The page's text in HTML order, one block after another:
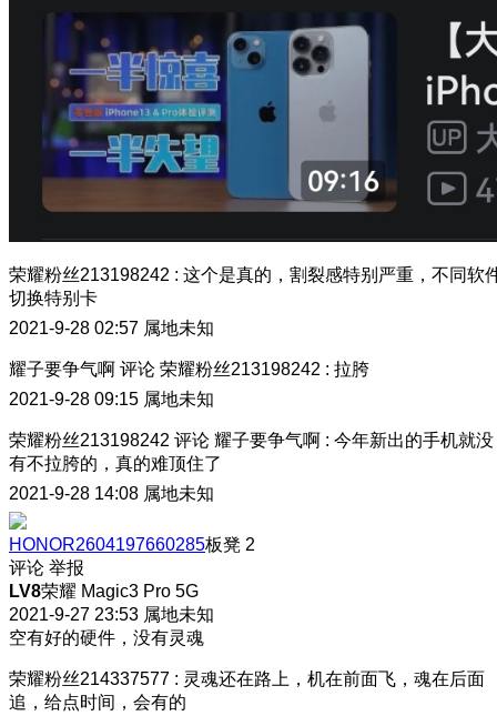
荣耀粉丝213198242 : 这个是真的，割裂感特别严重，不同软
切换特别卡
2021-9-28 02:57 属地未知
耀子要争气啊 评论 荣耀粉丝213198242 : 拉胯
2021-9-28 09:15 属地未知
荣耀粉丝213198242 评论 耀子要争气啊 : 今年新出的手机就没
有不拉胯的，真的难顶住了
2021-9-28 14:08 属地未知
HONOR2604197660285板凳 2
评论 举报
LV8荣耀 Magic3 Pro 5G
2021-9-27 23:53 属地未知
空有好的硬件，没有灵魂
荣耀粉丝214337577 : 灵魂还在路上，机在前面飞，魂在后面
追，给点时间，会有的